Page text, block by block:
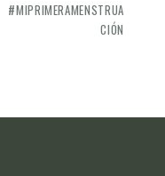
#MIPRIMERAMENSTRUA
CIÓN